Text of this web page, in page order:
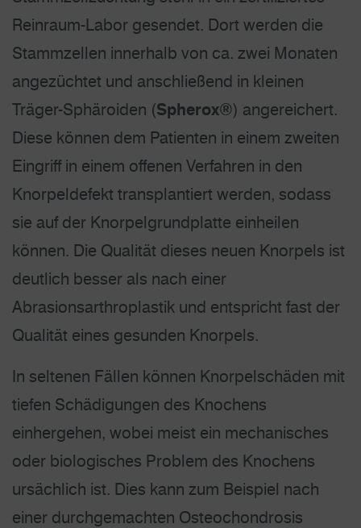
Reinraum-Labor gesendet. Dort werden die
Stammzellen innerhalb von ca. zwei Monaten
angezüchtet und anschließend in kleinen
Träger-Sphäroiden (Spherox®) angereichert.
Diese können dem Patienten in einem zweiten
Eingriff in einem offenen Verfahren in den
Knorpeldefekt transplantiert werden, sodass
sie auf der Knorpelgrundplatte einheilen
können. Die Qualität dieses neuen Knorpels ist
deutlich besser als nach einer
Abrasionsarthroplastik und entspricht fast der
Qualität eines gesunden Knorpels.
In seltenen Fällen können Knorpelschäden mit
tiefen Schädigungen des Knochens
einhergehen, wobei meist ein mechanisches
oder biologisches Problem des Knochens
ursächlich ist. Dies kann zum Beispiel nach
einer durchgemachten Osteochondrosis